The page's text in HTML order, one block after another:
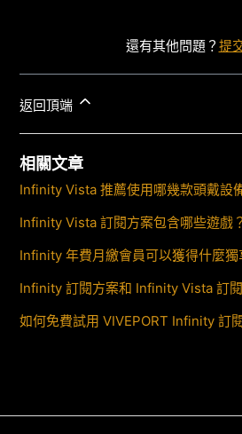
還有其他問題？ 提
返回頂端
相關文章
Infinity Vista 推薦使用哪幾款頭戴設
Infinity Vista 訂閱方案包含哪些遊戲？
Infinity 年費月繳會員可以獲得什麼獨
Infinity 訂閱方案和 Infinity Vista 訂
如何免費試用 VIVEPORT Infinity 訂